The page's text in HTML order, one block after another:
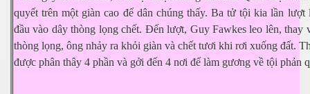
quyết trên một giàn cao để dân chúng thấy. Ba tử tội kia lần lượt
đầu vào dây thòng lọng chết. Đến lượt, Guy Fawkes leo lên, thay
thòng lọng, ông nhảy ra khỏi giàn và chết tươi khi rơi xuống đất.
được phân thây 4 phần và gởi đến 4 nơi để làm gương về tội phản